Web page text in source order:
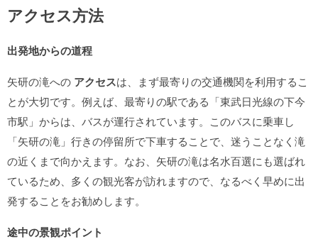
アクセス方法
出発地からの道程
矢研の滝への アクセスは、まず最寄りの交通機関を利用するこ
とが大切です。例えば、最寄りの駅である「東武日光線の下今
市駅」からは、バスが運行されています。このバスに乗車し
「矢研の滝」行きの停留所で下車することで、迷うことなく滝
の近くまで向かえます。なお、矢研の滝は名水百選にも選ばれ
ているため、多くの観光客が訪れますので、なるべく早めに出
発することをお勧めします。
途中の景観ポイント